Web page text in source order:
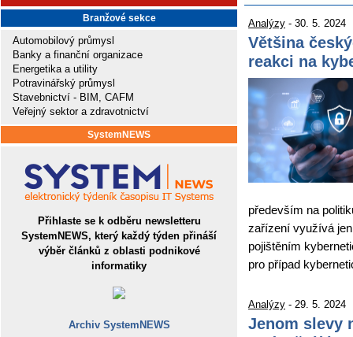
Branžové sekce
Automobilový průmysl
Banky a finanční organizace
Energetika a utility
Potravinářský průmysl
Stavebnictví - BIM, CAFM
Veřejný sektor a zdravotnictví
SystemNEWS
Přihlaste se k odběru newsletteru
SystemNEWS, který každý týden přináší
výběr článků z oblasti podnikové
informatiky
Archiv SystemNEWS
Analýzy - 30. 5. 2024
Většina
reakci na
především na
zařízení využívá
pojištěním
pro případ
Analýzy - 29. 5. 2024
Jenom slevy